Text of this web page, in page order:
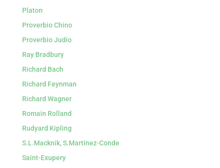
Platon
Proverbio Chino
Proverbio Judio
Ray Bradbury
Richard Bach
Richard Feynman
Richard Wagner
Romain Rolland
Rudyard Kipling
S.L.Macknik, S.Martínez-Conde
Saint-Exupery